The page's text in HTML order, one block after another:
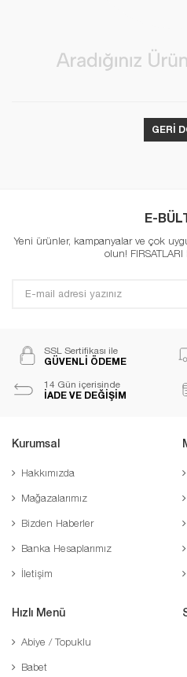
GERI
E-
Yeni ürünler, kampanyalar ve çok
olun! FIRSATLARI
SSL Sertifikası ile
GÜVENLİ ÖDEME
14 Gün içerisinde
İADE VE DEĞİŞİM
Kurumsal
Hakkımızda
Mağazalarımız
Bizden Haberler
Banka Hesaplarımız
İletişim
Hızlı Menü
Abiye / Topuklu
Babet